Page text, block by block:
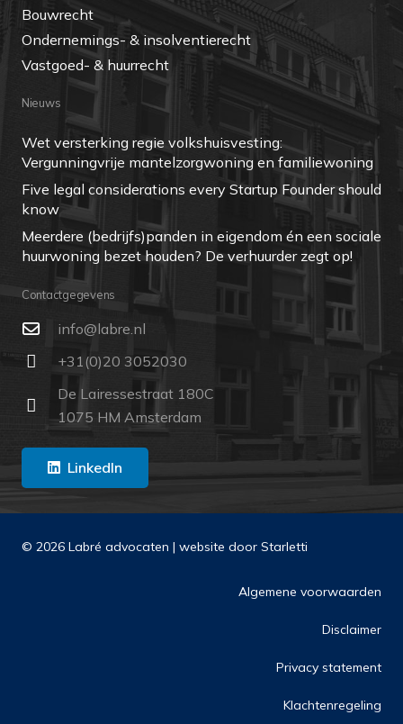
Bouwrecht
Ondernemings- & insolventierecht
Vastgoed- & huurrecht
Nieuws
Wet versterking regie volkshuisvesting:
Vergunningvrije mantelzorgwoning en familiewoning
Five legal considerations every Startup Founder should
know
Meerdere (bedrijfs)panden in eigendom én een sociale
huurwoning bezet houden? De verhuurder zegt op!
Contactgegevens
ln.erbal@ofni
+31(0)20 3052030
De Lairessestraat 180C
1075 HM Amsterdam
LinkedIn
© 2026 Labré advocaten | website door Starletti
Algemene voorwaarden
Disclaimer
Privacy statement
Klachtenregeling